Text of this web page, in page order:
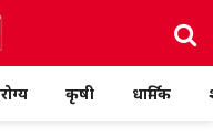
कृषी धार्मिक